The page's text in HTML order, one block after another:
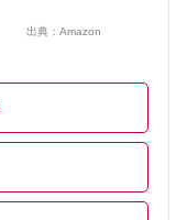
出典： Amazon